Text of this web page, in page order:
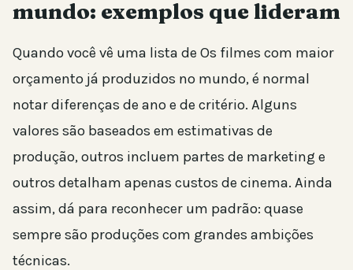
mundo: exemplos que lideram
Quando você vê uma lista de Os filmes com maior
orçamento já produzidos no mundo, é normal
notar diferenças de ano e de critério. Alguns
valores são baseados em estimativas de
produção, outros incluem partes de marketing e
outros detalham apenas custos de cinema. Ainda
assim, dá para reconhecer um padrão: quase
sempre são produções com grandes ambições
técnicas.